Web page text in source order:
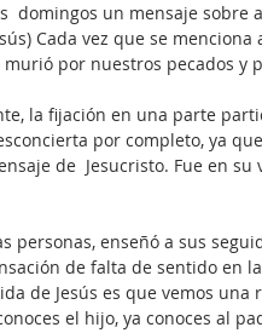
domingos un mensaje sobre
Cada vez que se
por nuestros pecados y
la fijación en una parte
por completo, ya
de  Jesucristo. Fue en
personas, enseñó a sus
de falta de sentido en
de Jesús es que vemos
el hijo, ya conoces al